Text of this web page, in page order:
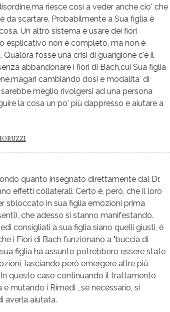
riesce così a veder anche cio' che
da scartare. Probabilmente a Sua figlia è
Un altro sistema è usare dei fiori
esplicativo non è completo, ma non è
fosse una crisi di guarigione c'è il
abbandonare i fiori di Bach,cui Sua figlia
cambiando dosi e modalita' di
meglio rivolgersi ad una persona
la cosa un po' più dappresso e aiutare a
quanto insegnato direttamente dal Dr.
effetti collaterali. Certo è, però, che il loro
sbloccato in sua figlia emozioni prima
che adesso si stanno manifestando.
consigliati a sua figlia siano quelli giusti, è
i Fiori di Bach funzionano a "buccia di
figlia ha assunto potrebbero essere state
lasciando però emergere altre più
questo caso continuando il trattamento
mutando i Rimedi , se necessario, si
averla aiutata.